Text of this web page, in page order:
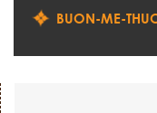
BUON-ME-